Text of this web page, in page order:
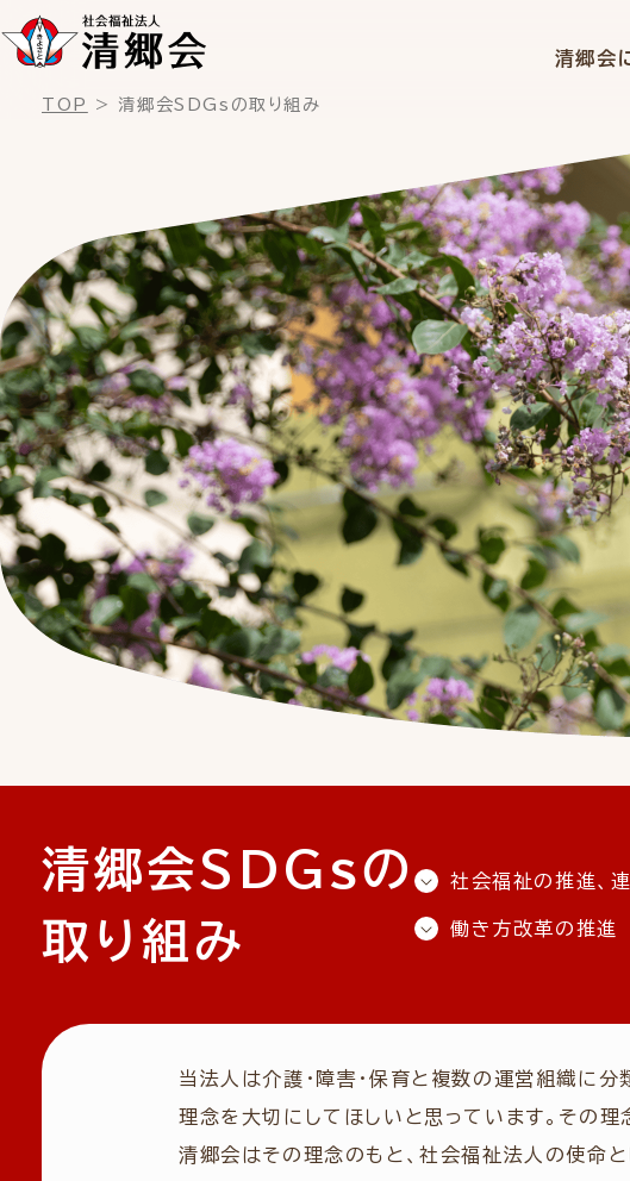
清郷会
TOP 清郷会SDGsの取り組み
清郷会SDGsの
取り組み
社会福祉の推進、
働き方改革の推進
当法人は介護・障害・保育と複数の運営組織に
理念を大切にしてほしいと思っています。その
清郷会はその理念のもと、社会福祉法人の使命